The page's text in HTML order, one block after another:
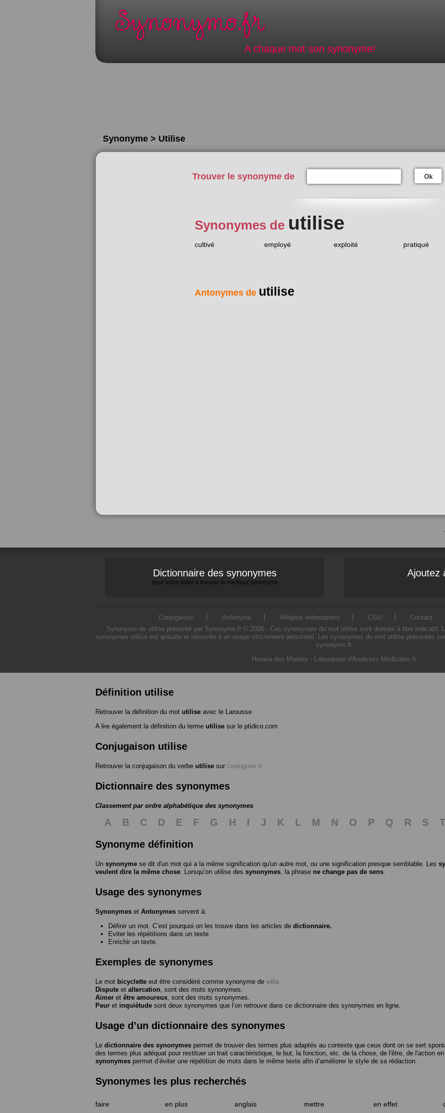
A chaque mot son synonyme!
Synonyme > Utilise
Trouver le synonyme de Ok
Synonymes de utilise
cultivé employé exploité pratiqué
Antonymes de utilise
Dictionnaire des synonymes
pour vous aider à trouver le meilleur synonyme
Ajoutez
Conjugaison Antonyme Widgets webmasters CGU Contact
Synonyme de utilise présenté par Synonymo.fr © 2026 - Ces synonymes du mot utilise sont donnés à titre indicatif.
synonymes utilise est gratuite et réservée à un usage strictement personnel. Les synonymes du mot utilise présentés
synonymo.fr
Horaire des Marées - Laboratoire d'Analyses Médicales.fr
Définition utilise
Retrouver la définition du mot utilise avec le Larousse
A lire également la définition du terme utilise sur le ptidico.com
Conjugaison utilise
Retrouver la conjugaison du verbe utilise sur conjugons.fr
Dictionnaire des synonymes
Classement par ordre alphabétique des synonymes
A B C D E F G H I J K L M N O P Q R S T
Synonyme définition
Un synonyme se dit d'un mot qui a la même signification qu'un autre mot, ou une signification presque semblable. Les
veulent dire la même chose . Lorsqu’on utilise des synonymes , la phrase ne change pas de sens
Usage des synonymes
Synonymes et Antonymes servent à:
Définir un mot. C’est pourquoi on les trouve dans les articles de dictionnaire.
Eviter les répétitions dans un texte.
Enrichir un texte.
Exemples de synonymes
Le mot bicyclette eut être considéré comme synonyme de vélo
Dispute et altercation , sont des mots synonymes.
Aimer et être amoureux , sont des mots synonymes.
Peur et inquiétude sont deux synonymes que l’on retrouve dans ce dictionnaire des synonymes en ligne.
Usage d’un dictionnaire des synonymes
Le dictionnaire des synonymes permet de trouver des termes plus adaptés au contexte que ceux dont on se sert
des termes plus adéquat pour restituer un trait caractéristique, le but, la fonction, etc. de la chose, de l'être, de l'action
synonymes permet d’éviter une répétition de mots dans le même texte afin d’améliorer le style de sa rédaction.
Synonymes les plus recherchés
faire en plus anglais mettre en effet